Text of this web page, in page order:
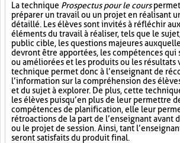
La technique Prospectus pour le courspermet
préparer un travail ou un projet en réalisant
détaillé. Les élèves sont invités à réfléchir
éléments du travail à réaliser, tels que le
public cible, les questions majeures
devront être apportées, les compétences qui
ou améliorées et les produits ou les résultats
technique permet donc à l’enseignant de
l’information sur la compréhension des
et du sujet à explorer. De plus, cette
les élèves puisqu’en plus de leur permettre
compétences de planification, elle leur
rétroactions de la part de l’enseignant avant
ou le projet de session. Ainsi, tant
seront satisfaits du produit final.